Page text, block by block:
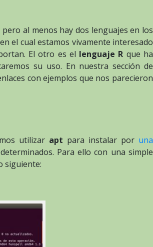
pero al menos hay dos lenguajes en los
el cual estamos vivamente interesado
El otro es el lenguaje R que ha
su uso. En nuestra sección de
con ejemplos que nos parecieron
utilizar apt para instalar por una
Para ello con una simple
siguiente: